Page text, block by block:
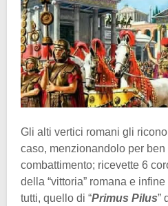
Gli alti vertici romani gli
caso, menzionandolo per
combattimento; ricevette 6
della “vittoria” romana e
tutti, quello di “Primus Pilus”